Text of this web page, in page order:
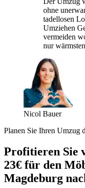
ohne
tadellosen
Umziehen
vermeiden
nur
Nicol Bauer
Planen Sie Ihren Umzug
Profitieren Sie
23€ für den
Magdeburg